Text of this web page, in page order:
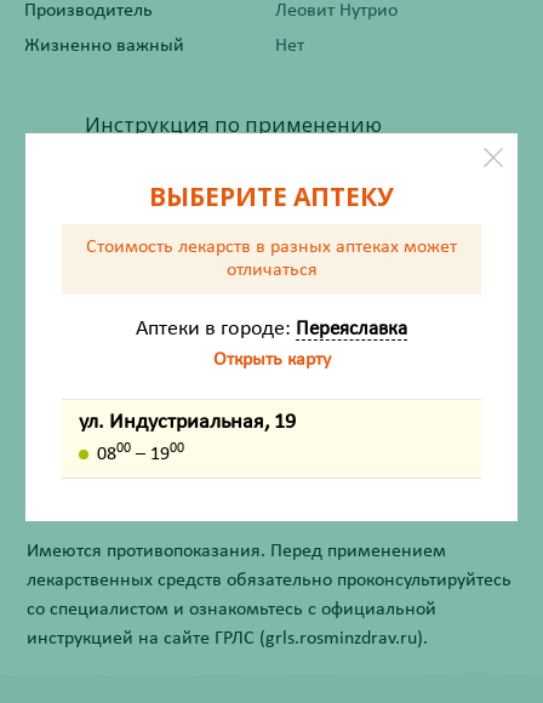
Производитель
Леовит Нутрио
Жизненно важный
Нет
Инструкция по применению
Состав
Способ применения
Противопоказания
Внешний вид товара, упаковки, может отличаться от
Имеются противопоказания. Перед применением
лекарственных средств обязательно проконсультируйтесь
со специалистом и ознакомьтесь с официальной
инструкцией на сайте ГРЛС (grls.rosminzdrav.ru).
ВЫБЕРИТЕ АПТЕКУ
Стоимость лекарств в разных аптеках может
отличаться
Аптеки в городе: Переяславка
Открыть карту
ул. Индустриальная, 19
0800 – 1900